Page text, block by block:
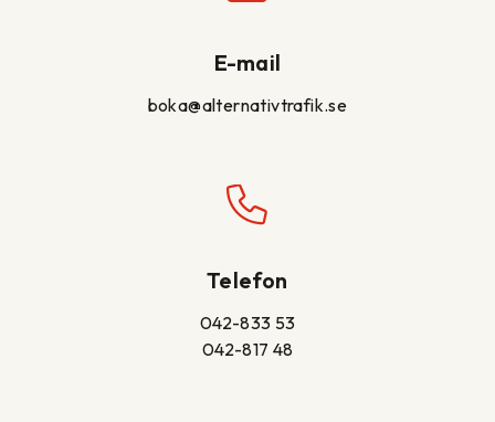
E-mail
boka@alternativtrafik.se
Telefon
042-833 53
042-817 48